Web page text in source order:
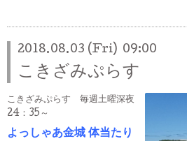
2018.08.03 (Fri) 09:00
こきざみぷらす
こきざみぷらす 毎週土曜深夜
24：35～
よっしゃあ金城 体当たり